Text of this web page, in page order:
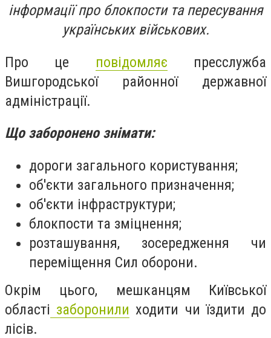
інформації про блокпости та пересування
українських військових.
Про це повідомляє пресслужба
Вишгородської районної державної
адміністрації.
Що заборонено знімати:
дороги загального користування;
об'єкти загального призначення;
об'єкти інфраструктури;
блокпости та зміцнення;
розташування, зосередження чи
переміщення Сил оборони.
Окрім цього, мешканцям Київської
області заборонили ходити чи їздити до
лісів.